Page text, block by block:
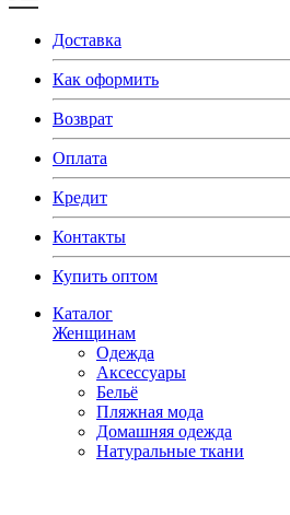
Доставка
Как оформить
Возврат
Оплата
Кредит
Контакты
Купить оптом
Каталог
Женщинам
Одежда
Аксессуары
Бельё
Пляжная мода
Домашняя одежда
Натуральные ткани